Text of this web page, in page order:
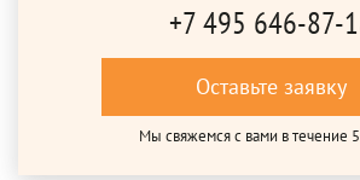
+7 495 646-87-
Оставьте заявку
Мы свяжемся с вами в течение